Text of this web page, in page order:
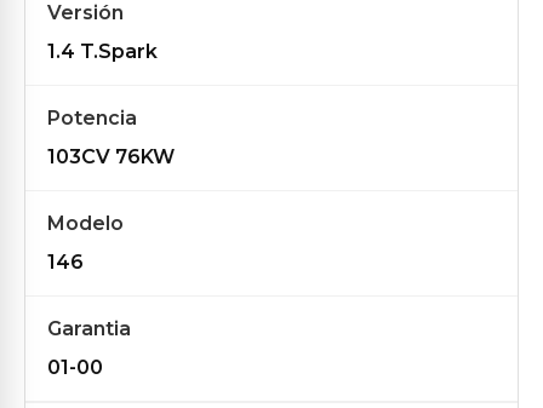
Versión
1.4 T.Spark
Potencia
103CV 76KW
Modelo
146
Garantia
01-00